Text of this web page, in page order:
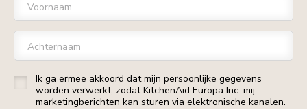
Voornaam
Achternaam
Ik ga ermee akkoord dat mijn persoonlijke gegevens
worden verwerkt, zodat KitchenAid Europa Inc. mij
marketingberichten kan sturen via elektronische kanalen.